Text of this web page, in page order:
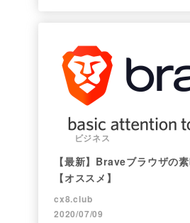
ビジネス
【最新】Braveブラウザの
【オススメ】
cx8.club
2020/07/09